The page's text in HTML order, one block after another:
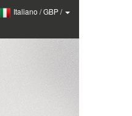
Italiano /GBP/